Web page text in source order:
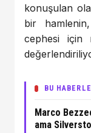
konuşulan
bir
cephesi için
BU
Marco
ama